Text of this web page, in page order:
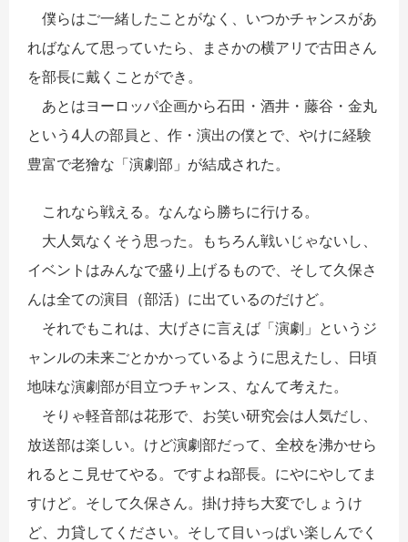
僕らはご一緒したことがなく、いつかチャンスがあ
ればなんて思っていたら、まさかの横アリで古田さん
を部長に戴くことができ。
あとはヨーロッパ企画から石田・酒井・藤谷・金丸
という4人の部員と、作・演出の僕とで、やけに経験
豊富で老獪な「演劇部」が結成された。
これなら戦える。なんなら勝ちに行ける。
大人気なくそう思った。もちろん戦いじゃないし、
イベントはみんなで盛り上げるもので、そして久保さ
んは全ての演目（部活）に出ているのだけど。
それでもこれは、大げさに言えば「演劇」というジ
ャンルの未来ごとかかっているように思えたし、日頃
地味な演劇部が目立つチャンス、なんて考えた。
そりゃ軽音部は花形で、お笑い研究会は人気だし、
放送部は楽しい。けど演劇部だって、全校を沸かせら
れるとこ見せてやる。ですよね部長。にやにやしてま
すけど。そして久保さん。掛け持ち大変でしょうけ
ど、力貸してください。そして目いっぱい楽しんでく